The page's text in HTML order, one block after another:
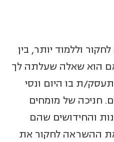
וללמוד יותר, בין
אם הוא שאלה שעלתה לך
ת בו היום ונסי
חניכה של מומחים
והחידושים שהם
את ההשראה לחקור את